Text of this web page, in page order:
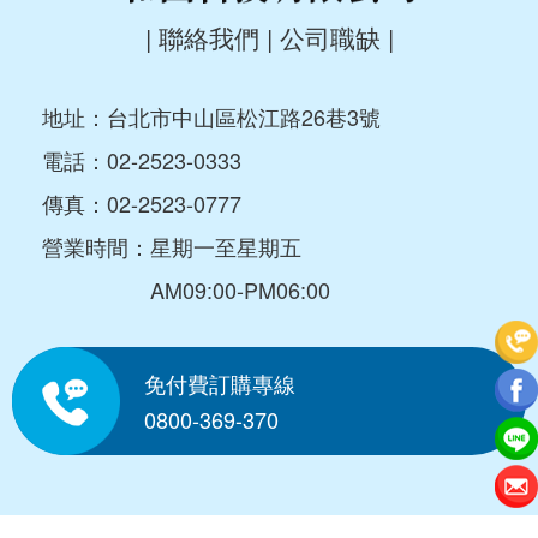
| 聯絡我們 | 公司職缺 |
地址：台北市中山區松江路26巷3號
電話： 02-2523-0333
傳真：02-2523-0777
營業時間：星期一至星期五
AM09:00-PM06:00
免付費訂購專線
0800-369-370